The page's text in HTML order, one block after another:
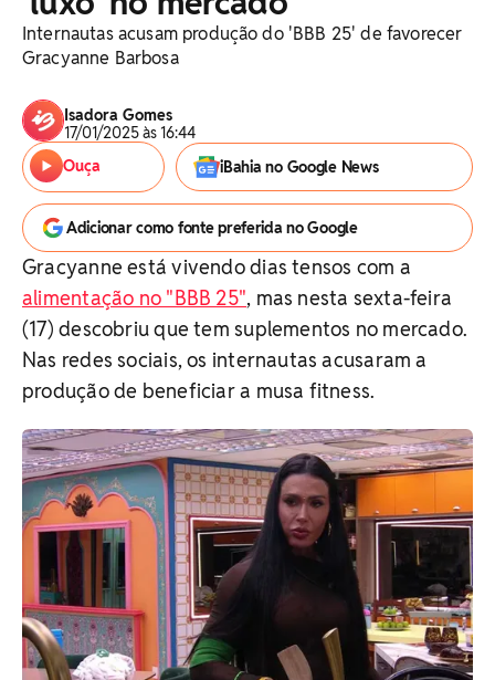
Internautas acusam produção do 'BBB 25' de favorecer
Gracyanne Barbosa
Isadora Gomes
17/01/2025 às 16:44
Ouça
iBahia no Google News
Adicionar como fonte preferida no Google
Gracyanne está vivendo dias tensos com a
alimentação no "BBB 25", mas nesta sexta-feira
(17) descobriu que tem suplementos no mercado.
Nas redes sociais, os internautas acusaram a
produção de beneficiar a musa fitness.